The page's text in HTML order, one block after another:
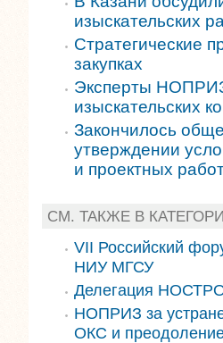
изыскательских
Стратегические
закупках
Эксперты
изыскательских
Закончилось
утверждении
и проектных
СМ. ТАКЖЕ В
VII Российский
НИУ МГСУ
Делегация
НОПРИЗ за
ОКС и